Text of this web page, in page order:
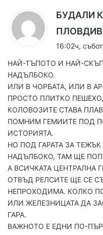
БУДАЛИ
ПЛОВДИВ
16:02ч,
НАЙ-ТЪПОТО И НАЙ-
НАДЪЛБОКО.
ИЛИ В ЧОРБАТА, ИЛИ В
ПРОСТО ПЛИТКО
КОЛОВОЗИТЕ СТАВА
ПОМНИМ ГЕМИИТЕ ПОД
ИСТОРИЯТА.
НО ПОД ГАРАТА ЗА
НАДЪЛБОКО, ТАМ ЩЕ
А ВСИЧКАТА ЦЕНТРАЛНА
ОТВЪД РЕЛСИТЕ ЩЕ СЕ
НЕПРОХОДИМА. КОЛКО
ИЛИ ЖЕЛЕЗНИЦАТА ДА
ГАРА.
ВАЖНОТО Е ЕДНИ ПО-